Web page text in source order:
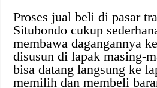
Proses jual beli di pasar
Situbondo cukup
membawa dagangannya
disusun di lapak masing-
bisa datang langsung ke
memilih dan membeli